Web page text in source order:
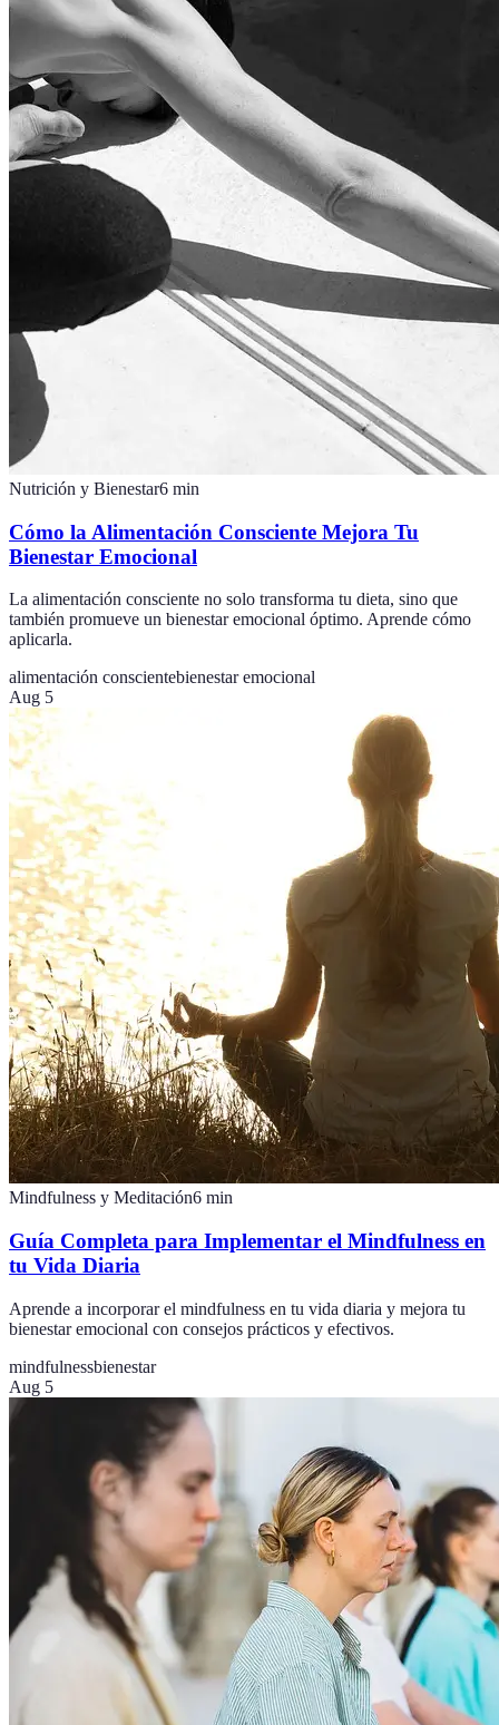
Nutrición y Bienestar6 min
Cómo la Alimentación Consciente Mejora Tu
Bienestar Emocional
La alimentación consciente no solo transforma tu dieta, sino que
también promueve un bienestar emocional óptimo. Aprende cómo
aplicarla.
alimentación conscientebienestar emocional
Aug 5
Mindfulness y Meditación6 min
Guía Completa para Implementar el Mindfulness en
tu Vida Diaria
Aprende a incorporar el mindfulness en tu vida diaria y mejora tu
bienestar emocional con consejos prácticos y efectivos.
mindfulnessbienestar
Aug 5